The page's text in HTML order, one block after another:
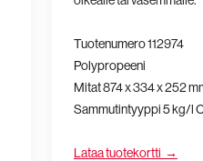
Tuotenumero112974
Polypropeeni
Mitat874 x 334 x 252
Sammutintyyppi 5 kg/l
Lataa tuotekortti →